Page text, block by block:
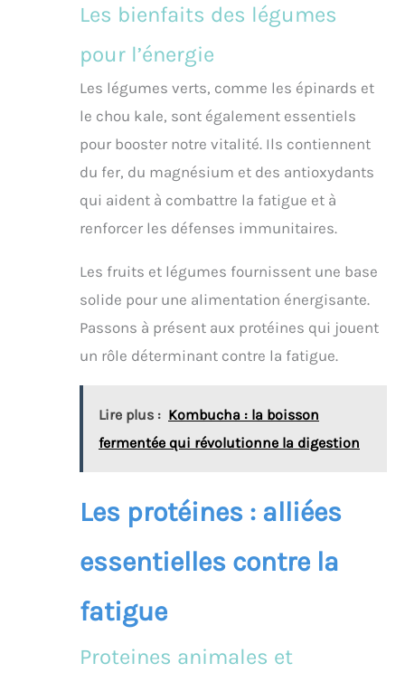
Les bienfaits des légumes
pour l’énergie
Les légumes verts, comme les épinards et
le chou kale, sont également essentiels
pour booster notre vitalité. Ils contiennent
du fer, du magnésium et des antioxydants
qui aident à combattre la fatigue et à
renforcer les défenses immunitaires.
Les fruits et légumes fournissent une base
solide pour une alimentation énergisante.
Passons à présent aux protéines qui jouent
un rôle déterminant contre la fatigue.
Lire plus : Kombucha : la boisson
fermentée qui révolutionne la digestion
Les protéines : alliées
essentielles contre la
fatigue
Proteines animales et